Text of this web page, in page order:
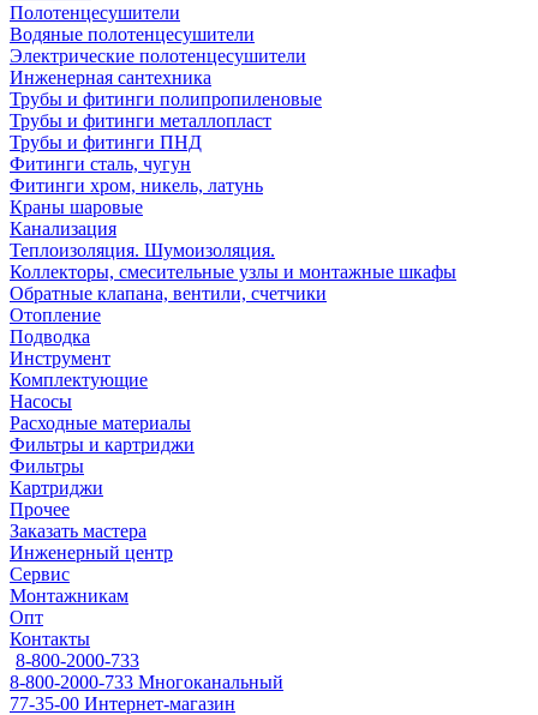
Полотенцесушители
Водяные полотенцесушители
Электрические полотенцесушители
Инженерная сантехника
Трубы и фитинги полипропиленовые
Трубы и фитинги металлопласт
Трубы и фитинги ПНД
Фитинги сталь, чугун
Фитинги хром, никель, латунь
Краны шаровые
Канализация
Теплоизоляция. Шумоизоляция.
Коллекторы, смесительные узлы и монтажные шкафы
Обратные клапана, вентили, счетчики
Отопление
Подводка
Инструмент
Комплектующие
Насосы
Расходные материалы
Фильтры и картриджи
Фильтры
Картриджи
Прочее
Заказать мастера
Инженерный центр
Сервис
Монтажникам
Опт
Контакты
8-800-2000-733
8-800-2000-733 Многоканальный
77-35-00 Интернет-магазин